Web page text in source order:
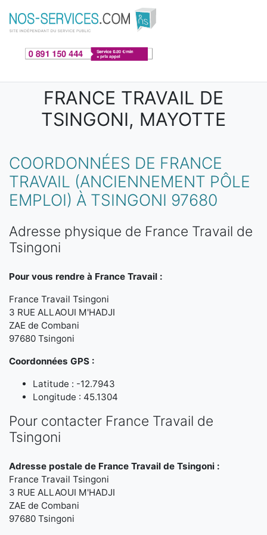
Aller au contenu principal
FRANCE TRAVAIL DE
TSINGONI, MAYOTTE
COORDONNÉES DE FRANCE
TRAVAIL (ANCIENNEMENT PÔLE
EMPLOI) À TSINGONI 97680
Adresse physique de France Travail de
Tsingoni
Pour vous rendre à France Travail :
France Travail Tsingoni
3 RUE ALLAOUI M'HADJI
ZAE de Combani
97680 Tsingoni
Coordonnées GPS :
Latitude : -12.7943
Longitude : 45.1304
Pour contacter France Travail de
Tsingoni
Adresse postale de France Travail de Tsingoni :
France Travail Tsingoni
3 RUE ALLAOUI M'HADJI
ZAE de Combani
97680 Tsingoni